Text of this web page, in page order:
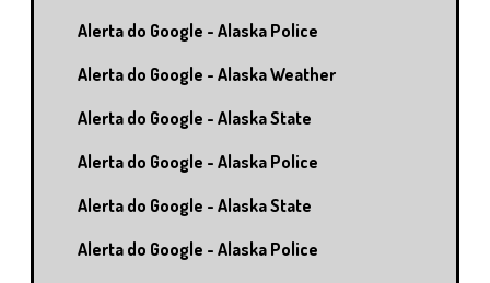
Alerta do Google - Alaska Police
Alerta do Google - Alaska Weather
Alerta do Google - Alaska State
Alerta do Google - Alaska Police
Alerta do Google - Alaska State
Alerta do Google - Alaska Police